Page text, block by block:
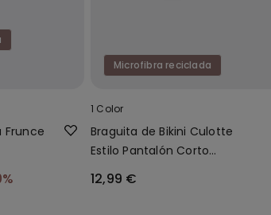
Frunce
Microfibra reciclada
1 Color
Braguita de Bikini Culotte
Estilo Pantalón Corto
12,99 €